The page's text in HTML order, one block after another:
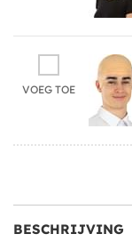
VOEG TOE
BESCHRIJVING